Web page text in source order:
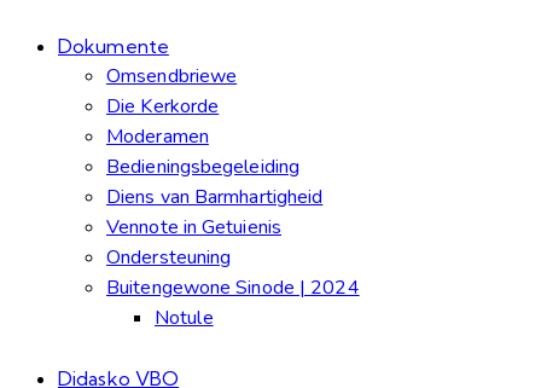
Dokumente
Omsendbriewe
Die Kerkorde
Moderamen
Bedieningsbegeleiding
Diens van Barmhartigheid
Vennote in Getuienis
Ondersteuning
Buitengewone Sinode | 2024
Notule
Didasko VBO